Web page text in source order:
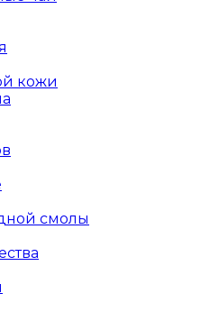
кожи
смолы